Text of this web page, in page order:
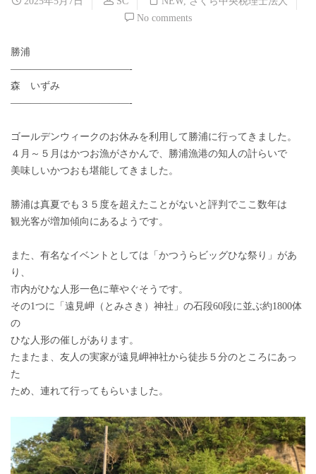
No comments
勝浦
————————————-
森 いずみ
————————————-
ゴールデンウィークのお休みを利用して勝浦に行ってきました。
４月～５月はかつお漁がさかんで、勝浦漁港の知人の計らいで
美味しいかつおも堪能してきました。
勝浦は真夏でも３５度を超えたことがないと評判でここ数年は
観光客が増加傾向にあるようです。
また、有名なイベントとしては「かつうらビッグひな祭り」があ
り、
市内がひな人形一色に華やぐそうです。
その1つに「遠見岬（とみさき）神社」の石段60段に並ぶ約1800体
の
ひな人形の催しがあります。
たまたま、友人の実家が遠見岬神社から徒歩５分のところにあっ
た
ため、連れて行ってもらいました。